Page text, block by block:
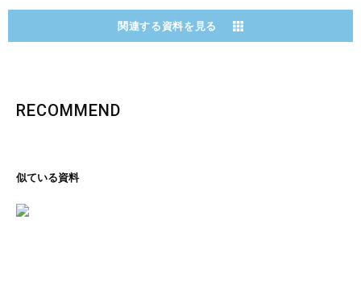
関連する資料を見る
RECOMMEND
似ている資料